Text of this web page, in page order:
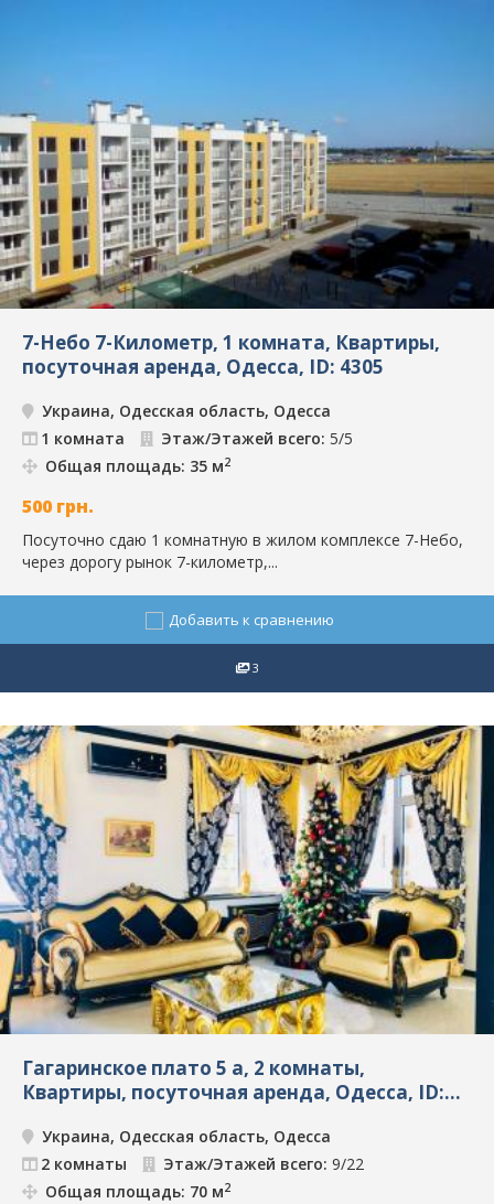
7-Небо 7-Километр, 1 комната, Квартиры,
посуточная аренда, Одесса, ID: 4305
Украина, Одесская область, Одесса
1 комната
Этаж/Этажей всего: 5/5
Общая площадь: 35 м2
500 грн.
Посуточно сдаю 1 комнатную в жилом комплексе 7-Небо,
через дорогу рынок 7-километр,...
Добавить к сравнению
3
Гагаринское плато 5 а, 2 комнаты,
Квартиры, посуточная аренда, Одесса, ID:
Украина, Одесская область, Одесса
2 комнаты
Этаж/Этажей всего: 9/22
Общая площадь: 70 м2